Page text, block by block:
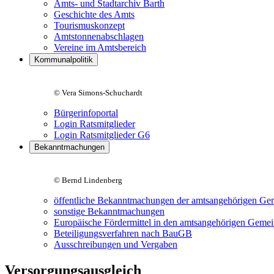
Amts- und Stadtarchiv Barth
Geschichte des Amts
Tourismuskonzept
Amtstonnenabschlagen
Vereine im Amtsbereich
Kommunalpolitik
© Vera Simons-Schuchardt
Bürgerinfoportal
Login Ratsmitglieder
Login Ratsmitglieder G6
Bekanntmachungen
© Bernd Lindenberg
öffentliche Bekanntmachungen der amtsangehörigen
sonstige Bekanntmachungen
Europäische Fördermittel in den amtsangehörigen
Beteiligungsverfahren nach BauGB
Ausschreibungen und Vergaben
Versorgungsausgleich